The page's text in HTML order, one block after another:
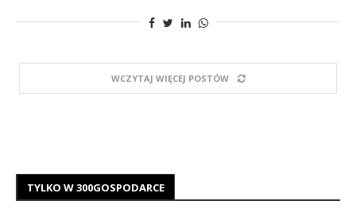
WCZYTAJ WIĘCEJ POSTÓW
TYLKO W 300GOSPODARCE